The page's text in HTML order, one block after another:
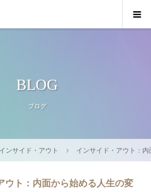
BLOG
ブログ
インサイド・アウト インサイド・アウト：
ウト：内面から始める人生の変